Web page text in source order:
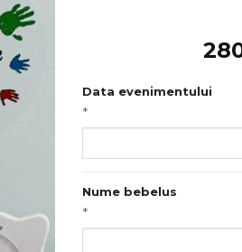
Data evenimentului
*
Nume bebelus
*